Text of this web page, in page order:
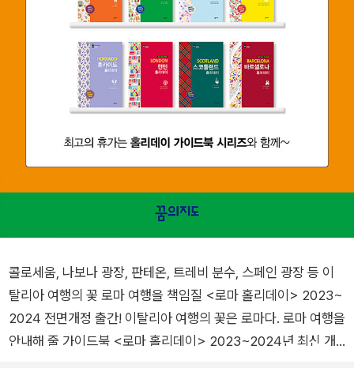
콜로세움, 나보나 광장, 판테온, 트레비 분수, 스페인 광장 등 이
탈리아 여행의 꽃 로마 여행을 책임질 <로마 홀리데이> 2023~
2024 전면개정 출간! 이탈리아 여행의 꽃은 로마다. 로마 여행을
안내해 줄 가이드북 <로마 홀리데이> 2023~2024년 최신 개